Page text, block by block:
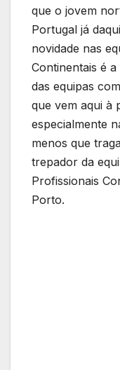
que o jovem
Portugal já
novidade nas
Continentais é
das equipas
que vem aqui à
especialmente
menos que
trepador da
Profissionais
Porto.